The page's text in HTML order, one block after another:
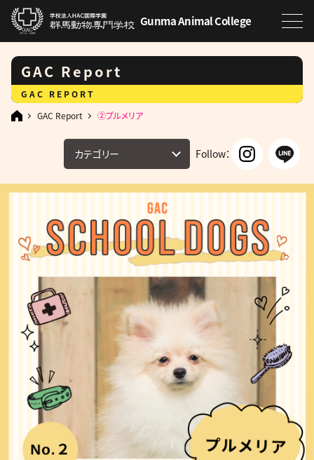
Gunma Animal College
GAC Report
GAC REPORT
GAC Report
②プルメリア
カテゴリー Follow：